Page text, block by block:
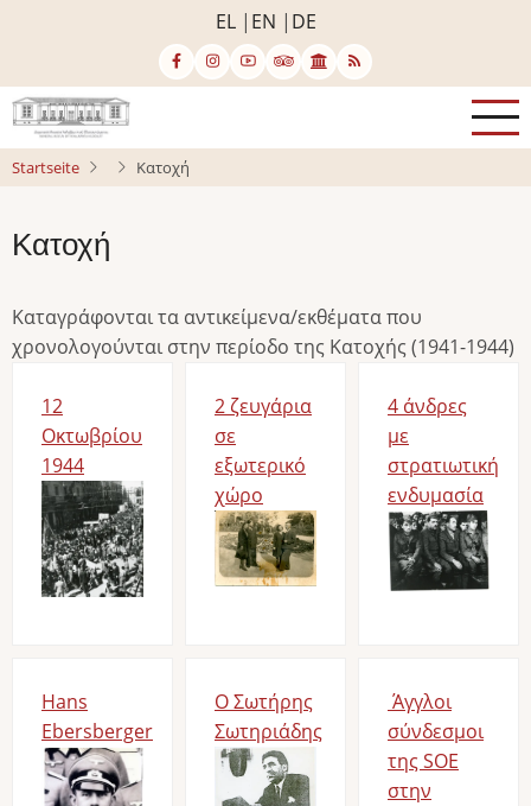
EL EN DE
Startseite Κατοχή
Κατοχή
Καταγράφονται τα αντικείμενα/εκθέματα που
χρονολογούνται στην περίοδο της Κατοχής (1941-1944)
12
Οκτωβρίου
1944
Bild
2 ζευγάρια
σε
εξωτερικό
χώρο
Bild
4 άνδρες
με
στρατιωτική
ενδυμασία
Bild
Hans
Ebersberger
Bild
O Σωτήρης
Σωτηριάδης
Bild
Άγγλοι
σύνδεσμοι
της SOE
στην